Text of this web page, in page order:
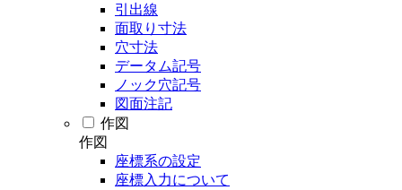
引出線
面取り寸法
穴寸法
データム記号
ノック穴記号
図面注記
作図
作図
座標系の設定
座標入力について